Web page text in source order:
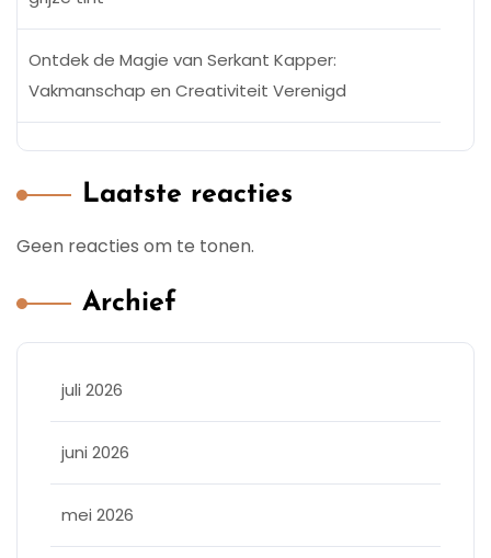
Ontdek de Magie van Serkant Kapper:
Vakmanschap en Creativiteit Verenigd
Laatste reacties
Geen reacties om te tonen.
Archief
juli 2026
juni 2026
mei 2026